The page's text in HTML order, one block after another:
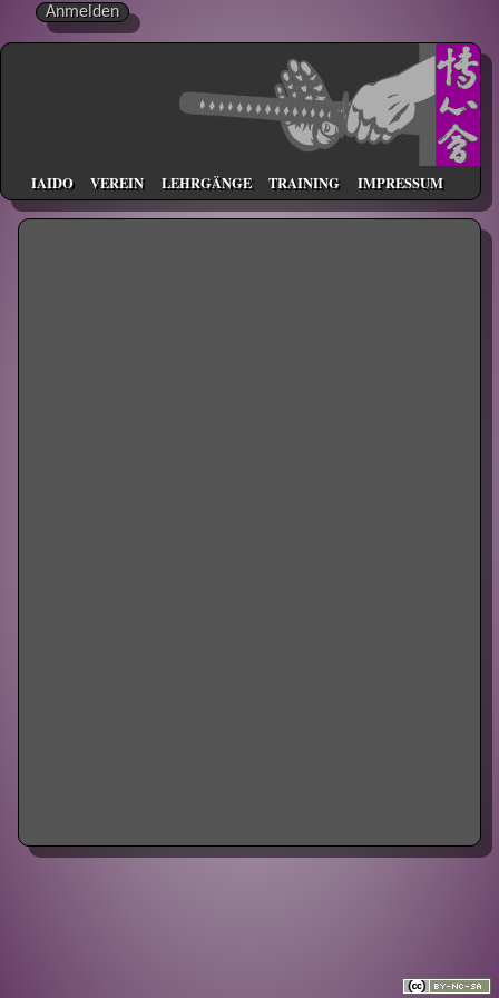
Anmelden
IAIDO VEREIN LEHRGÄNGE TRAINING IMPRESSUM